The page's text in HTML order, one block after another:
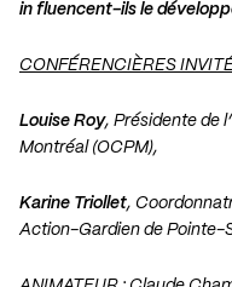
in fluencent-ils le
CONFÉRENCIÈRES
Louise Roy, Présidente de
Montréal (OCPM),
Karine Triollet,
Action-Gardien de Pointe-